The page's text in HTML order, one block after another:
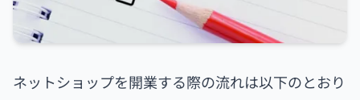
ネットショップを開業する際の流れは以下のとおり